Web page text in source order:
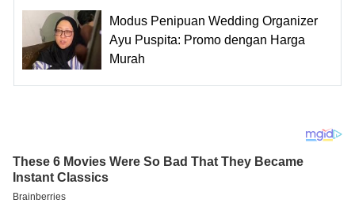
Modus Penipuan Wedding Organizer
Ayu Puspita: Promo dengan Harga
Murah